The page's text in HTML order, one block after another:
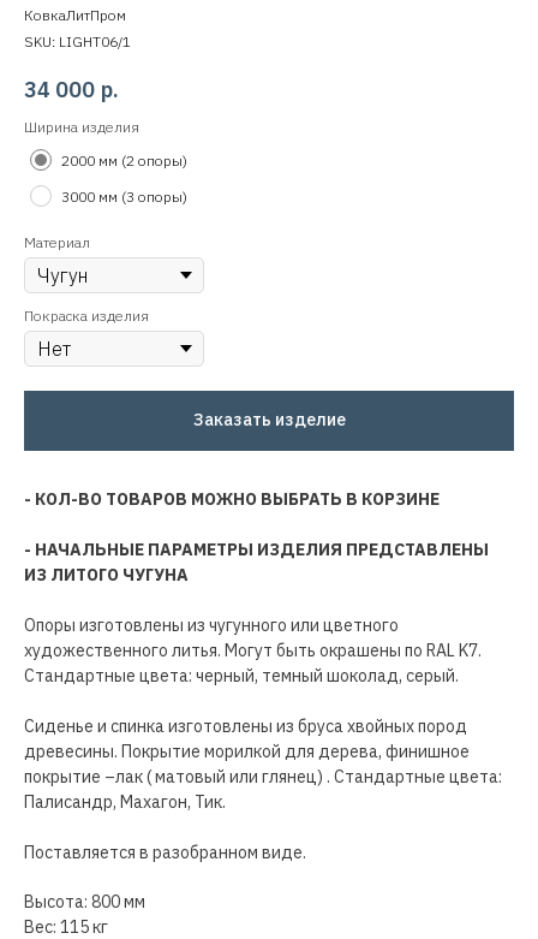
КовкаЛитПром
SKU: LIGHT06/1
34 000 р.
Ширина изделия
2000 мм (2 опоры)
3000 мм (3 опоры)
Материал
Покраска изделия
Заказать изделие
- КОЛ-ВО ТОВАРОВ МОЖНО ВЫБРАТЬ В КОРЗИНЕ
- НАЧАЛЬНЫЕ ПАРАМЕТРЫ ИЗДЕЛИЯ ПРЕДСТАВЛЕНЫ
ИЗ ЛИТОГО ЧУГУНА
Опоры изготовлены из чугунного или цветного
художественного литья. Могут быть окрашены по RAL K7.
Стандартные цвета: черный, темный шоколад, серый.
Сиденье и спинка изготовлены из бруса хвойных пород
древесины. Покрытие морилкой для дерева, финишное
покрытие –лак ( матовый или глянец) . Стандартные цвета:
Палисандр, Махагон, Тик.
Поставляется в разобранном виде.
Высота: 800 мм
Вес: 115 кг